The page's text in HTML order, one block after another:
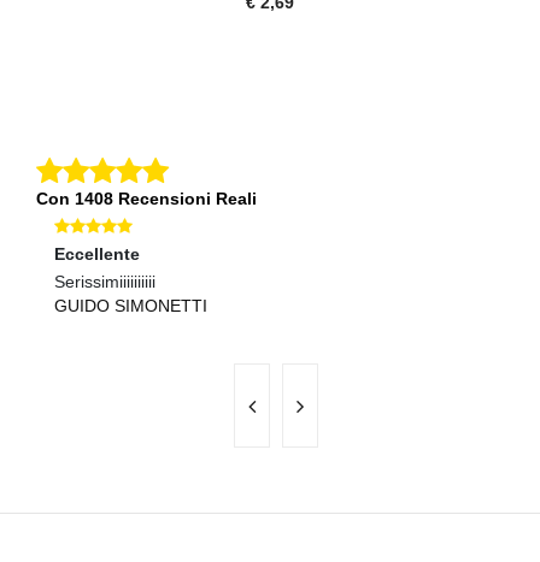
Con 1408 Recensioni Reali
Eccellente
Serissimiiiiiiiiii
GUIDO SIMONETTI